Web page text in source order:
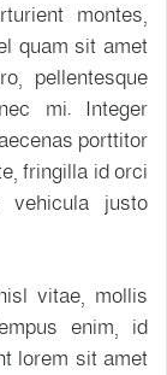
montes,
quam sit amet
pellentesque
mi. Integer
porttitor
fringilla id orci
vehicula justo
vitae, mollis
enim, id
lorem sit amet